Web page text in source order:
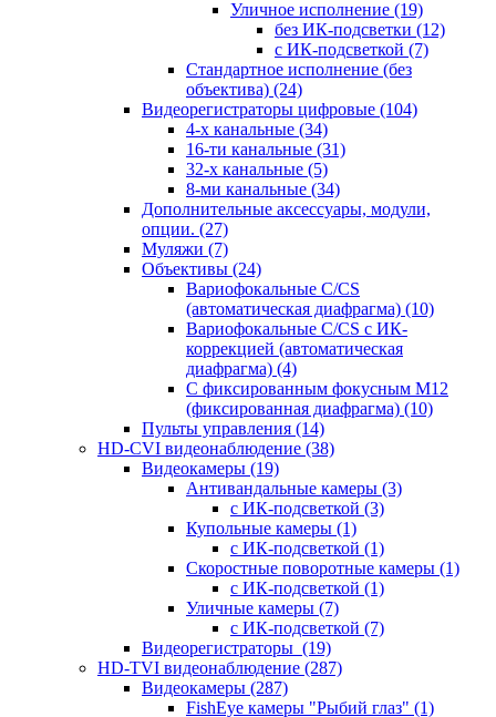
Уличное исполнение (19)
без ИК-подсветки (12)
с ИК-подсветкой (7)
Стандартное исполнение (без
объектива) (24)
Видеорегистраторы цифровые (104)
4-х канальные (34)
16-ти канальные (31)
32-х канальные (5)
8-ми канальные (34)
Дополнительные аксессуары, модули,
опции. (27)
Муляжи (7)
Объективы (24)
Вариофокальные C/CS
(автоматическая диафрагма) (10)
Вариофокальные C/CS с ИК-
коррекцией (автоматическая
диафрагма) (4)
С фиксированным фокусным М12
(фиксированная диафрагма) (10)
Пульты управления (14)
HD-CVI видеонаблюдение (38)
Видеокамеры (19)
Антивандальные камеры (3)
с ИК-подсветкой (3)
Купольные камеры (1)
с ИК-подсветкой (1)
Скоростные поворотные камеры (1)
с ИК-подсветкой (1)
Уличные камеры (7)
с ИК-подсветкой (7)
Видеорегистраторы (19)
HD-TVI видеонаблюдение (287)
Видеокамеры (287)
FishEye камеры "Рыбий глаз" (1)